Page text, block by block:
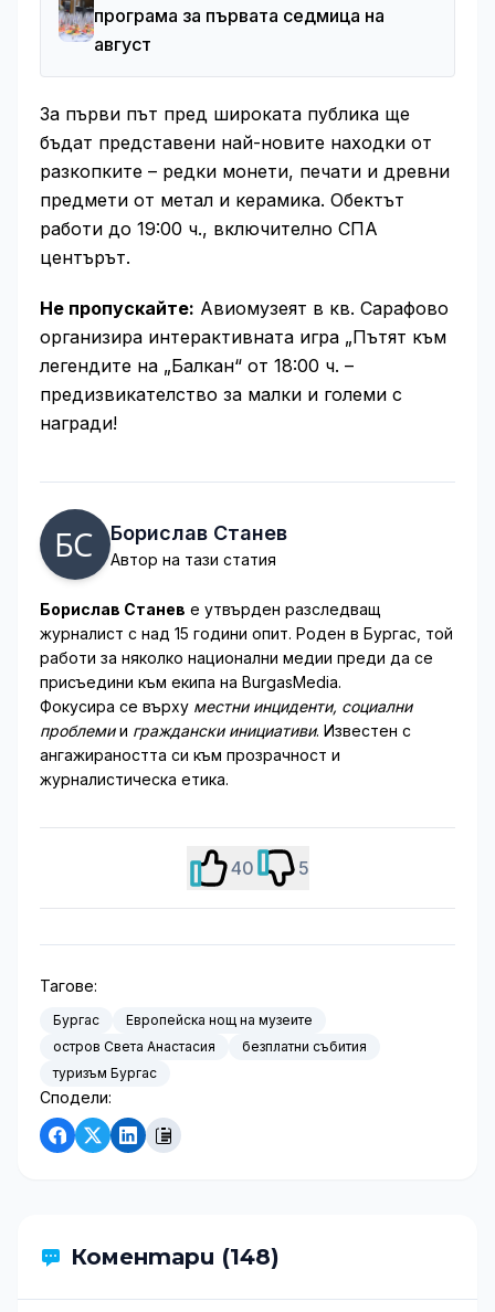
програма за първата седмица на
август
За първи път пред широката публика ще
бъдат представени най-новите находки от
разкопките – редки монети, печати и древни
предмети от метал и керамика. Обектът
работи до 19:00 ч., включително СПА
центърът.
Не пропускайте: Авиомузеят в кв. Сарафово
организира интерактивната игра „Пътят към
легендите на „Балкан“ от 18:00 ч. –
предизвикателство за малки и големи с
награди!
Борислав Станев
Автор на тази статия
Борислав Станев е утвърден разследващ
журналист с над 15 години опит. Роден в Бургас, той
работи за няколко национални медии преди да се
присъедини към екипа на BurgasMedia.
Фокусира се върху местни инциденти, социални
проблемии граждански инициативи. Известен с
ангажираността си към прозрачност и
журналистическа етика.
40 5
Тагове:
Бургас
Европейска нощ на музеите
остров Света Анастасия
безплатни събития
туризъм Бургас
Сподели:
Коментари (148)